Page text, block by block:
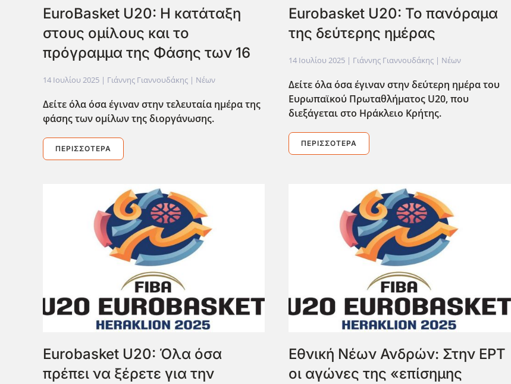
EuroBasket U20: Η κατάταξη
στους ομίλους και το
πρόγραμμα της Φάσης των 16
14 Ιουλίου 2025 | Γιάννης Γιαννουδάκης | Νέων
Δείτε όλα όσα έγιναν στην τελευταία ημέρα της
φάσης των ομίλων της διοργάνωσης.
ΠΕΡΙΣΣΌΤΕΡΑ
Eurobasket U20: Το πανόραμα
της δεύτερης ημέρας
14 Ιουλίου 2025 | Γιάννης Γιαννουδάκης | Νέων
Δείτε όλα όσα έγιναν στην δεύτερη ημέρα του
Ευρωπαϊκού Πρωταθλήματος U20, που
διεξάγεται στο Ηράκλειο Κρήτης.
ΠΕΡΙΣΣΌΤΕΡΑ
Eurobasket U20: Όλα όσα
πρέπει να ξέρετε για την
Εθνική Νέων Ανδρών: Στην ΕΡΤ
οι αγώνες της «επίσημης